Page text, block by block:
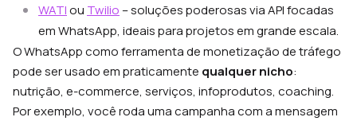
WATIou Twilio – soluções poderosas via API focadas
em WhatsApp, ideais para projetos em grande escala.
O WhatsApp como ferramenta de monetização de tráfego
pode ser usado em praticamente qualquer nicho:
nutrição, e-commerce, serviços, infoprodutos, coaching.
Por exemplo, você roda uma campanha com a mensagem